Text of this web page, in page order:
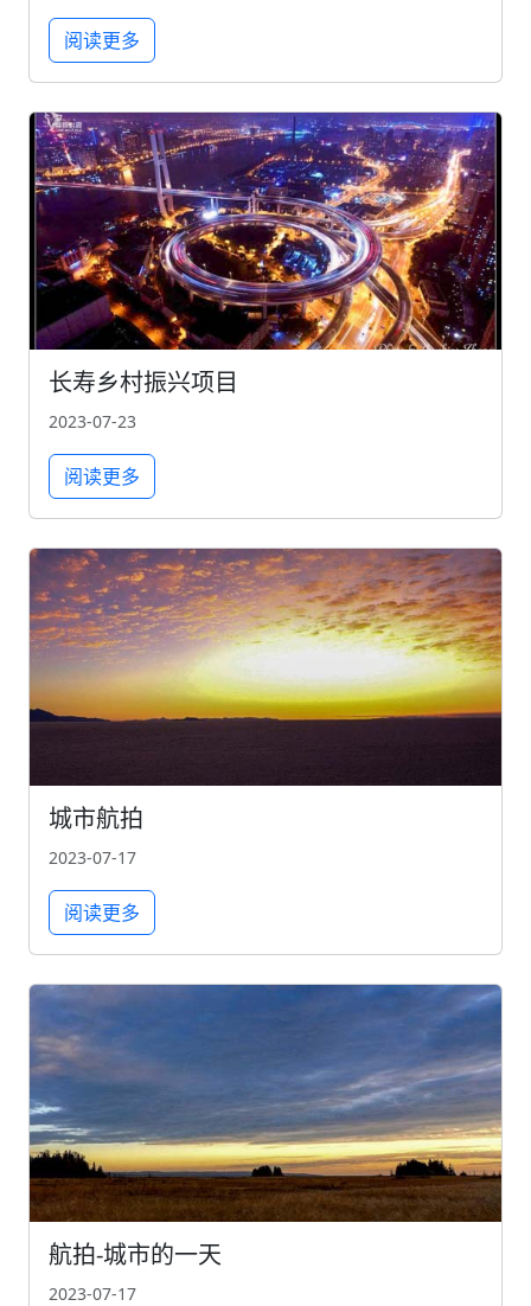
阅读更多
长寿乡村振兴项目
2023-07-23
阅读更多
城市航拍
2023-07-17
阅读更多
航拍-城市的一天
2023-07-17